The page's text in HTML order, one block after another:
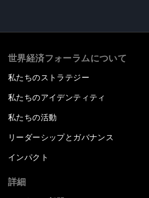
世界経済フォーラムについて
私たちのストラテジー
私たちのアイデンティティ
私たちの活動
リーダーシップとガバナンス
インパクト
詳細